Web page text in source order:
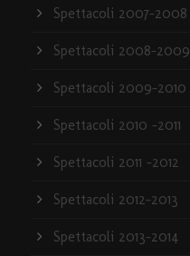
Spettacoli 2007-2008
Spettacoli 2008-2009
Spettacoli 2009-2010
Spettacoli 2010 -2011
Spettacoli 2011 -2012
Spettacoli 2012-2013
Spettacoli 2013-2014